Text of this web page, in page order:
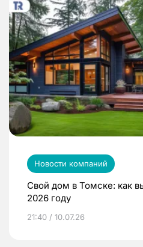
Новости компаний
Свой дом в Томске: как
2026 году
21:40 / 10.07.26